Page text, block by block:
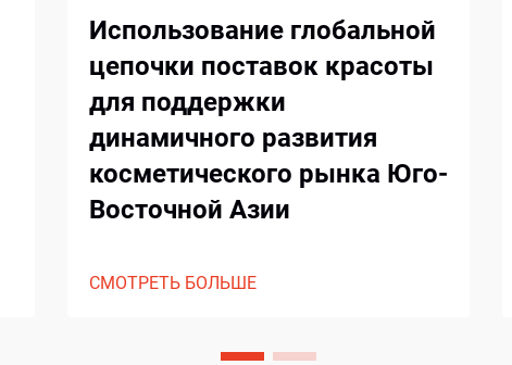
Использование глобальной
цепочки поставок красоты
для поддержки
динамичного развития
косметического рынка Юго-
Восточной Азии
СМОТРЕТЬ БОЛЬШЕ